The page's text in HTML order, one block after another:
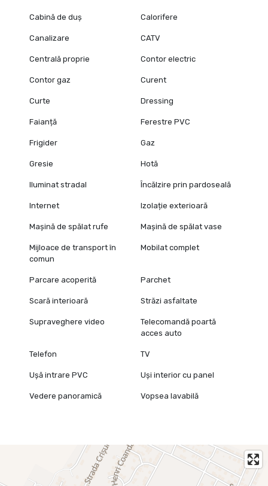
Cabină de duș Calorifere
Canalizare CATV
Centrală proprie Contor electric
Contor gaz Curent
Curte Dressing
Faianță Ferestre PVC
Frigider Gaz
Gresie Hotă
Iluminat stradal Încălzire prin pardoseală
Internet Izolație exterioară
Mașină de spălat rufe Mașină de spălat vase
Mijloace de transport în
comun
Mobilat complet
Parcare acoperită Parchet
Scară interioară Străzi asfaltate
Supraveghere video
Telecomandă poartă
acces auto
Telefon TV
Ușă intrare PVC Uși interior cu panel
Vedere panoramică Vopsea lavabilă